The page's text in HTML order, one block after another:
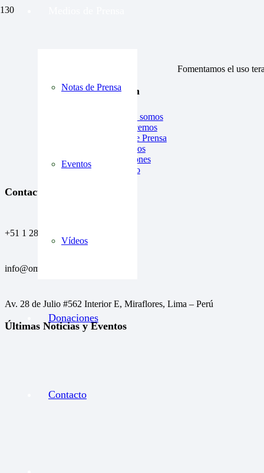
Notas de Prensa
Eventos
Vídeos
Donaciones
Contacto
Fomentamos el uso
Información
Quiénes somos
Qué hacemos
Notas de Prensa
Asociados
Donaciones
Contacto
Contactos
+51 1 288 9017
info@omccannabis.org
Av. 28 de Julio #562 Interior E, Miraflores, Lima – Perú
Últimas Noticias y Eventos